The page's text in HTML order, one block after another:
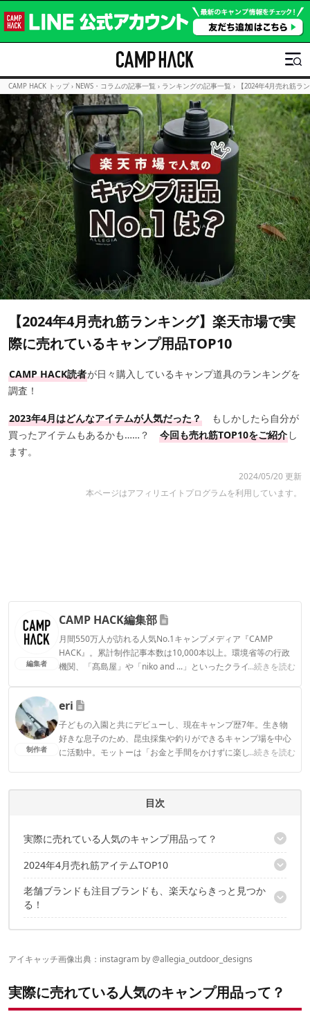
CAMP HACK トップ › NEWS・コラムの記事一覧 › ランキングの記事一覧 › 【2024年4月売れ筋
【2024年4月売れ筋ランキング】楽天市場で実
際に売れているキャンプ用品TOP10
CAMP HACK読者が日々購入しているキャンプ道具のランキングを
調査！
2023年4月はどんなアイテムが人気だった？ もしかしたら自分が
買ったアイテムもあるかも……？ 今回も売れ筋TOP10をご紹介 し
ます。
2024/05/20 更新
本ページはアフィリエイトプログラムを利用しています。
編集者
CAMP HACK編集部
月間550万人が訪れる人気No.1キャンプメディア『CAMP
HACK』。累計制作記事本数は10,000本以上。環境省等の行政
機関、「髙島屋」や「niko and ...」といったクライアントとの
...続きを読む
CAMP HACK編集部のプロフィール
制作者
eri
子どもの入園と共にデビューし、現在キャンプ歴7年。生き物
好きな息子のため、昆虫採集や釣りができるキャンプ場を中心
に活動中。モットーは「お金と手間をかけずに楽しく！」とい
...続きを読む
目次
実際に売れている人気のキャンプ用品って？
72時間限定でポイント5倍のオンライン施策も！
2024年4月売れ筋アイテムTOP10
第10位：solarlantern「アウトドアハンディライト」
第5位：ALLEGiA「アイスコンテナ・ジャグ」
第3位：Coleman「アウトドアワゴンマックス」
第2位：Coleman「キャンパーインフレーターマットハイピーク/
老舗ブランドも注目ブランドも、楽天ならきっと見つか
る！
アイキャッチ画像出典：instagram by @allegia_outdoor_designs
実際に売れている人気のキャンプ用品って？